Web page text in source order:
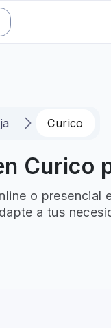
Curico
Curico
o presencial
a tus